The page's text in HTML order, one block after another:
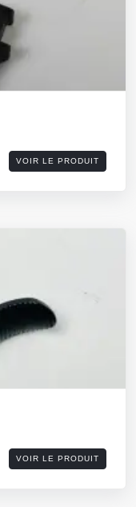
VOIR LE PRODUIT
VOIR LE PRODUIT